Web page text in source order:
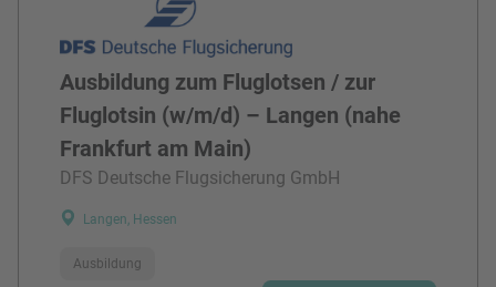
Ausbildung zum Fluglotsen / zur
Fluglotsin (w/m/d) – Langen (nahe
Frankfurt am Main)
DFS Deutsche Flugsicherung GmbH
Langen, Hessen
Ausbildung